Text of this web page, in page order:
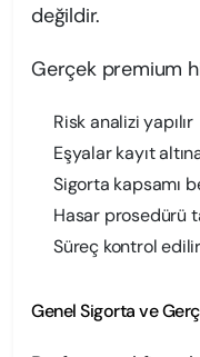
değildir.
Gerçek premium
Risk analizi yapılır
Eşyalar kayıt
Sigorta kapsamı
Hasar prosedürü
Süreç kontrol edilir
Genel Sigorta ve